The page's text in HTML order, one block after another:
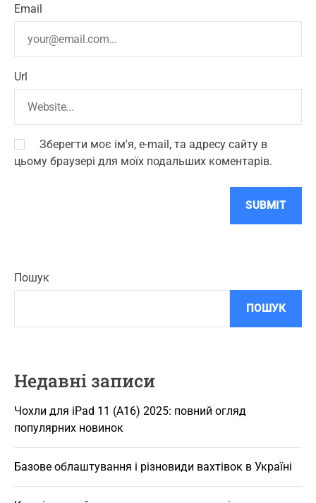
Email
Url
Зберегти моє ім'я, e-mail, та адресу сайту в
цьому браузері для моїх подальших коментарів.
Пошук
ПОШУК
Недавні записи
Чохли для iPad 11 (A16) 2025: повний огляд
популярних новинок
Базове облаштування і різновиди вахтівок в Україні